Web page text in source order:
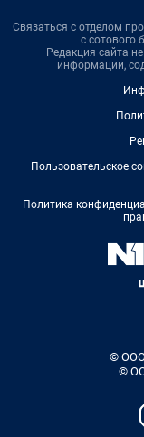
Связаться с отделом
с сотового
Редакция сайта
информации,
Пользовательское
Политика
© ООО
©